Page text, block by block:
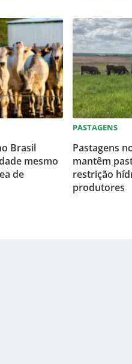
Brasil
mesmo
de
PASTAGENS
Pastagens
mantêm
restrição
produtores